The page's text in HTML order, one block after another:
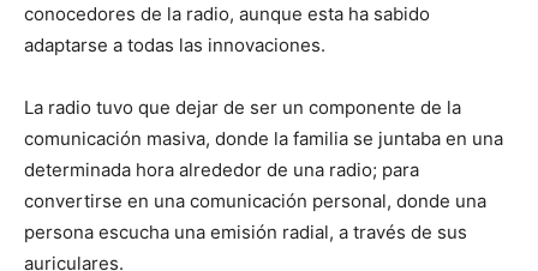
conocedores de la radio, aunque esta ha sabido
adaptarse a todas las innovaciones.
La radio tuvo que dejar de ser un componente de la
comunicación masiva, donde la familia se juntaba en una
determinada hora alrededor de una radio; para
convertirse en una comunicación personal, donde una
persona escucha una emisión radial, a través de sus
auriculares.